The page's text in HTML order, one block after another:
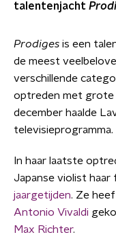
talentenjacht
Prodiges is een
de meest
verschillende
optreden met grote
december haalde
televisieprogramma.
In haar laatste
Japanse violist
jaargetijden. Ze
Antonio Vivaldi
Max Richter.